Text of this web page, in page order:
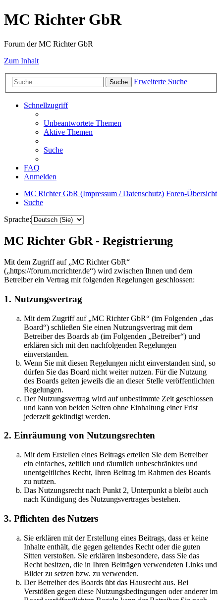
MC Richter GbR
Forum der MC Richter GbR
Zum Inhalt
Suche Erweiterte Suche
Schnellzugriff
Unbeantwortete Themen
Aktive Themen
Suche
FAQ
Anmelden
MC Richter GbR (Impressum / Datenschutz) Foren-Übersicht
Suche
Sprache:
MC Richter GbR - Registrierung
Mit dem Zugriff auf „MC Richter GbR“
(„https://forum.mcrichter.de“) wird zwischen Ihnen und dem
Betreiber ein Vertrag mit folgenden Regelungen geschlossen:
1. Nutzungsvertrag
Mit dem Zugriff auf „MC Richter GbR“ (im Folgenden „das
Board“) schließen Sie einen Nutzungsvertrag mit dem
Betreiber des Boards ab (im Folgenden „Betreiber“) und
erklären sich mit den nachfolgenden Regelungen
einverstanden.
Wenn Sie mit diesen Regelungen nicht einverstanden sind, so
dürfen Sie das Board nicht weiter nutzen. Für die Nutzung
des Boards gelten jeweils die an dieser Stelle veröffentlichten
Regelungen.
Der Nutzungsvertrag wird auf unbestimmte Zeit geschlossen
und kann von beiden Seiten ohne Einhaltung einer Frist
jederzeit gekündigt werden.
2. Einräumung von Nutzungsrechten
Mit dem Erstellen eines Beitrags erteilen Sie dem Betreiber
ein einfaches, zeitlich und räumlich unbeschränktes und
unentgeltliches Recht, Ihren Beitrag im Rahmen des Boards
zu nutzen.
Das Nutzungsrecht nach Punkt 2, Unterpunkt a bleibt auch
nach Kündigung des Nutzungsvertrages bestehen.
3. Pflichten des Nutzers
Sie erklären mit der Erstellung eines Beitrags, dass er keine
Inhalte enthält, die gegen geltendes Recht oder die guten
Sitten verstoßen. Sie erklären insbesondere, dass Sie das
Recht besitzen, die in Ihren Beiträgen verwendeten Links und
Bilder zu setzen bzw. zu verwenden.
Der Betreiber des Boards übt das Hausrecht aus. Bei
Verstößen gegen diese Nutzungsbedingungen oder anderer im